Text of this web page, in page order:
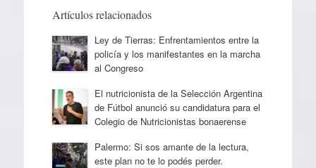
Artículos relacionados
Ley de Tierras: Enfrentamientos entre la
policía y los manifestantes en la marcha
al Congreso
El nutricionista de la Selección Argentina
de Fútbol anunció su candidatura para el
Colegio de Nutricionistas bonaerense
Palermo: Si sos amante de la lectura,
este plan no te lo podés perder.